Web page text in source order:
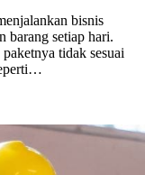
bisnis
barang setiap hari.
tidak sesuai